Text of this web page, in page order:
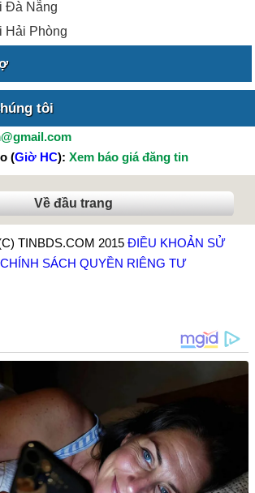
Đà Nẵng
Hải Phòng
tôi
(Giờ HC): Xem báo giá đăng tin
Về đầu trang
TINBDS.COM 2015 ĐIỀU KHOẢN SỬ
CHÍNH SÁCH QUYỀN RIÊNG TƯ